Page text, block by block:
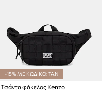
-15% ΜΕ ΚΩΔΙΚΟ: TAN
Τσάντα φάκελος Kenzo